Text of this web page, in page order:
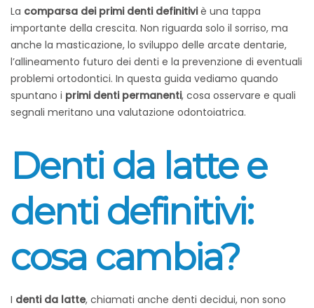
La comparsa dei primi denti definitiviè una tappa
importante della crescita. Non riguarda solo il sorriso, ma
anche la masticazione, lo sviluppo delle arcate dentarie,
l’allineamento futuro dei denti e la prevenzione di eventuali
problemi ortodontici. In questa guida vediamo quando
spuntano i primi denti permanenti, cosa osservare e quali
segnali meritano una valutazione odontoiatrica.
Denti da latte e
denti definitivi:
cosa cambia?
I denti da latte, chiamati anche denti decidui, non sono